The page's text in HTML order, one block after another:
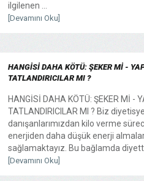
ilgilenen ...
[Devamını Oku]
HANGİSİ DAHA KÖTÜ: ŞEKER Mİ -
TATLANDIRICILAR MI ?
HANGİSİ DAHA KÖTÜ: ŞEKER Mİ -
TATLANDIRICILAR MI ? Biz
danışanlarımızdan kilo verme
enerjiden daha düşük enerji
sağlamaktayız. Bu bağlamda diyett
[Devamını Oku]